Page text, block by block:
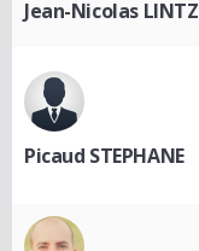
Jean-Nicolas LINTZ
Picaud STEPHANE